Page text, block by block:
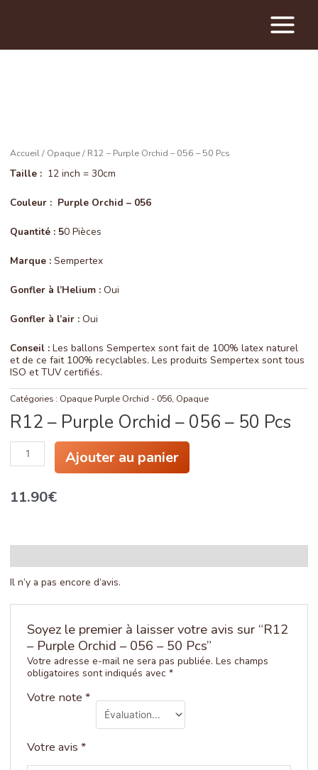
Main
Menu
Accueil/ Opaque/ R12 – Purple Orchid – 056 – 50 Pcs
Taille : 12 inch = 30cm
Couleur : Purple Orchid – 056
Quantité : 50 Pièces
Marque : Sempertex
Gonfler à l’Helium : Oui
Gonfler à l’air : Oui
Conseil : Les ballons Sempertex sont fait de 100% latex naturel
et de ce fait 100% recyclables. Les produits Sempertex sont tous
ISO et TUV certifiés.
Catégories : Opaque Purple Orchid - 056, Opaque
R12 – Purple Orchid – 056 – 50 Pcs
quantité
Purple
-
Pcs
Ajouter au panier
11.90€
Il n’y a pas encore d’avis.
Soyez le premier à laisser votre avis sur “R12
– Purple Orchid – 056 – 50 Pcs”
Votre adresse e-mail ne sera pas publiée. Les champs
obligatoires sont indiqués avec *
Votre note *
Votre avis *